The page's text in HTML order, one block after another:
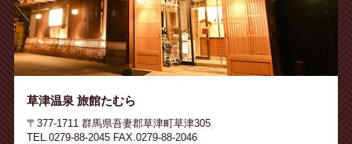
草津温泉 旅館たむら
〒377-1711 群馬県吾妻郡草津町草津305
TEL.0279-88-2045 FAX.0279-88-2046